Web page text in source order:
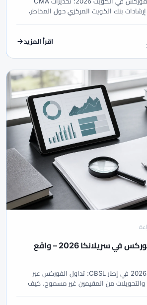
إرشادات بنك الكويت المركزي حول المخاطر،
اقرأ المزيد
أفضل وسطاء الفوركس في سريلانكا 2026 – واقع
بحث وسطاء سريلانكا 2026 في إطار CBSL: تداول الفوركس عبر
والتحويلات من المقيمين غير مسموح. كيف